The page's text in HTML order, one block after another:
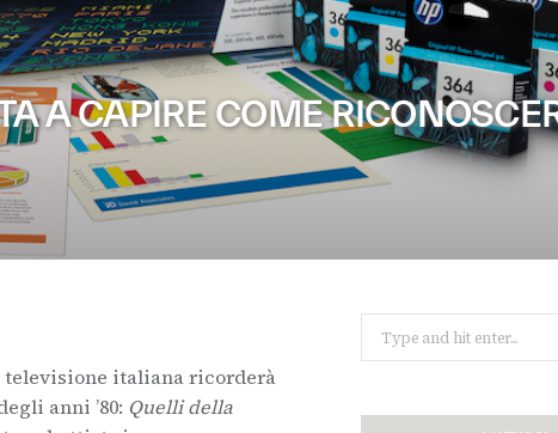
A CAPIRE COME
televisione italiana ricorderà
anni ’80: Quelli della
for: